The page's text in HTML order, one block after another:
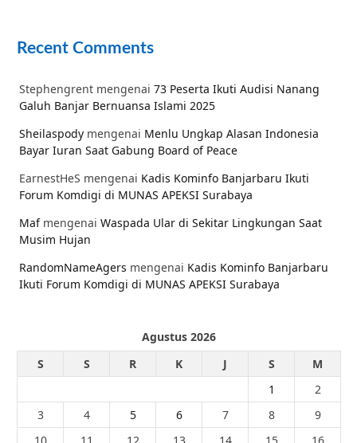
Recent Comments
Stephengrent mengenai 73 Peserta Ikuti Audisi Nanang
Galuh Banjar Bernuansa Islami 2025
Sheilaspody mengenai Menlu Ungkap Alasan Indonesia
Bayar Iuran Saat Gabung Board of Peace
EarnestHeS mengenai Kadis Kominfo Banjarbaru Ikuti
Forum Komdigi di MUNAS APEKSI Surabaya
Mafmengenai Waspada Ular di Sekitar Lingkungan Saat
Musim Hujan
RandomNameAgers mengenai Kadis Kominfo Banjarbaru
Ikuti Forum Komdigi di MUNAS APEKSI Surabaya
Agustus 2026
S
S R K J S
M
1
2
3
4 5 6 7 8
9